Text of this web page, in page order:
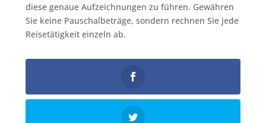
diese genaue Aufzeichnungen zu führen. Gewähren
Sie keine Pauschalbeträge, sondern rechnen Sie jede
Reisetätigkeit einzeln ab.